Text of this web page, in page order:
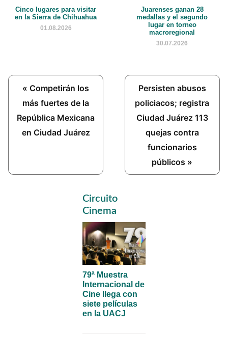
Cinco lugares para visitar
en la Sierra de Chihuahua
01.08.2026
Juarenses ganan 28
medallas y el segundo
lugar en torneo
macroregional
30.07.2026
Previous
Post:
« Competirán los
más fuertes de la
República Mexicana
en Ciudad Juárez
Next
Post:
Persisten abusos
policiacos; registra
Ciudad Juárez 113
quejas contra
funcionarios
públicos »
Primary
Sidebar
Circuito
Cinema
79ª Muestra
Internacional de
Cine llega con
siete películas
en la UACJ